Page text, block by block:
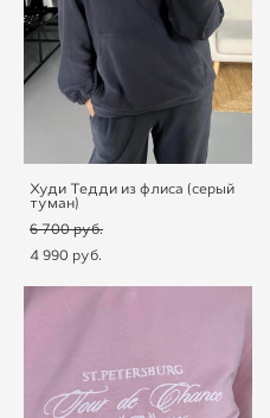
Худи Тедди из флиса (серый
туман)
6 700 pуб.
4 990 pуб.